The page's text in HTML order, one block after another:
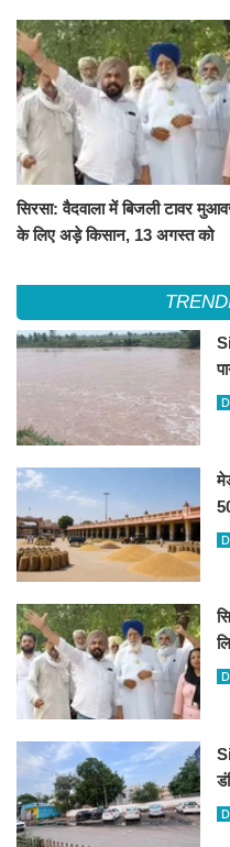
सिरसा: वैदवाला में बिजली टावर
के लिए अड़े किसान, 13 अगस्त को